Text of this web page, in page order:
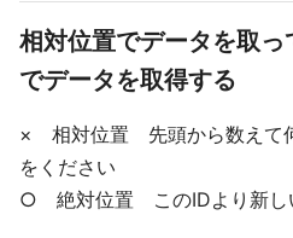
相対位置でデータを取
でデータを取得する
× 相対位置 先頭から数えて
をください
○ 絶対位置 このIDより新し